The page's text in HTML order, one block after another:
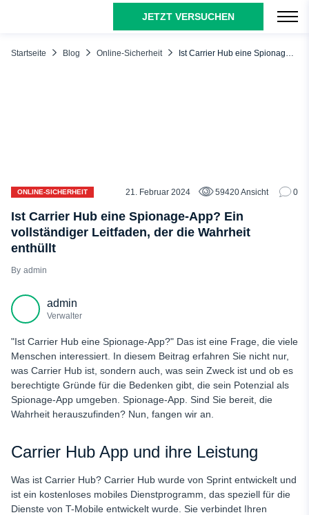
JETZT VERSUCHEN
Startseite Blog Online-Sicherheit Ist Carrier Hub eine Spionage-App? Ein vollständiger Leitfaden, der die Wahrheit enthüllt
ONLINE-SICHERHEIT 21. Februar 2024 59420 Ansicht 0
Ist Carrier Hub eine Spionage-App? Ein
vollständiger Leitfaden, der die Wahrheit
enthüllt
admin
admin
Verwalter
"Ist Carrier Hub eine Spionage-App?" Das ist eine Frage, die viele
Menschen interessiert. In diesem Beitrag erfahren Sie nicht nur,
was Carrier Hub ist, sondern auch, was sein Zweck ist und ob es
berechtigte Gründe für die Bedenken gibt, die sein Potenzial als
Spionage-App umgeben. Spionage-App. Sind Sie bereit, die
Wahrheit herauszufinden? Nun, fangen wir an.
Carrier Hub App und ihre Leistung
Was ist Carrier Hub? Carrier Hub wurde von Sprint entwickelt und
ist ein kostenloses mobiles Dienstprogramm, das speziell für die
Dienste von T-Mobile entwickelt wurde. Sie verbindet Ihren
Carrier Hub App und ihre Leistung
FAQ